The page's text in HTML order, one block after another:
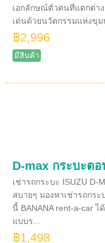
เอกลักษณ์ตัวตนที่แตกต่า
เด่นด้วยนวัตกรรมแห่งขุม
฿2,996
มีสินค้า
D-max กระบะต
เช่ารถกระบะ ISUZU D-
สบายๆ มองหาเช่ารถกร
นี้ BANANA rent-a-car ไ
แบบร...
฿1,498